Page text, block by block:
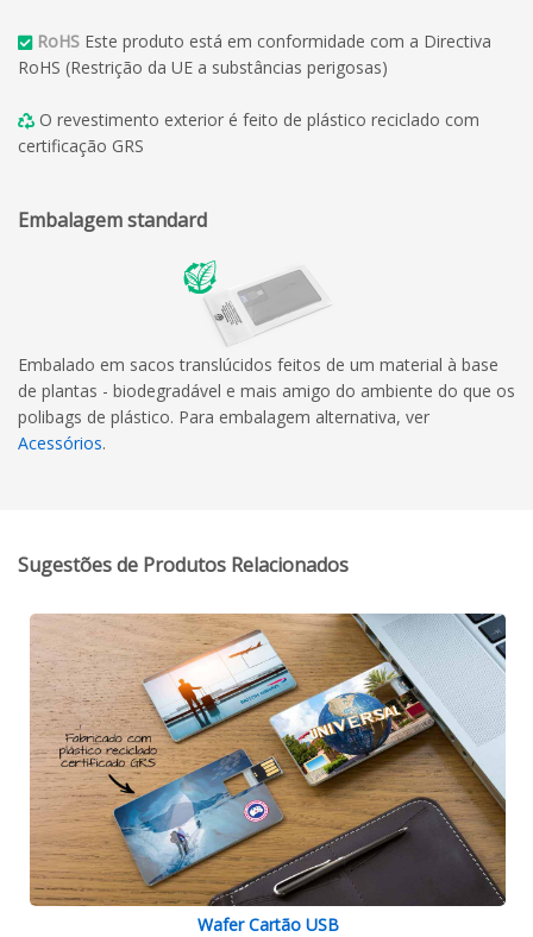
RoHS Este produto está em conformidade com a Directiva
RoHS (Restrição da UE a substâncias perigosas)
O revestimento exterior é feito de plástico reciclado com
certificação GRS
Embalagem standard
Embalado em sacos translúcidos feitos de um material à base
de plantas - biodegradável e mais amigo do ambiente do que os
polibags de plástico. Para embalagem alternativa, ver
Acessórios.
Sugestões de Produtos Relacionados
Wafer Cartão USB